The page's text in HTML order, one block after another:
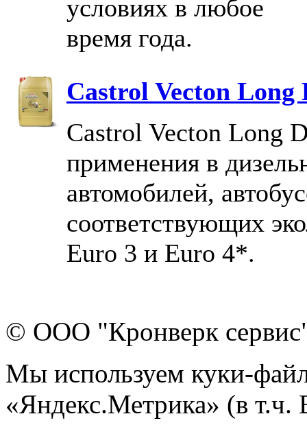
условиях в любое
время года.
Castrol Vecton Long
Castrol Vecton Long
применения в
автомобилей,
соответствующих
Euro 3 и Euro 4*.
© ООО "Кронверк
Мы используем куки-
«Яндекс.Метрика» (в т.ч.